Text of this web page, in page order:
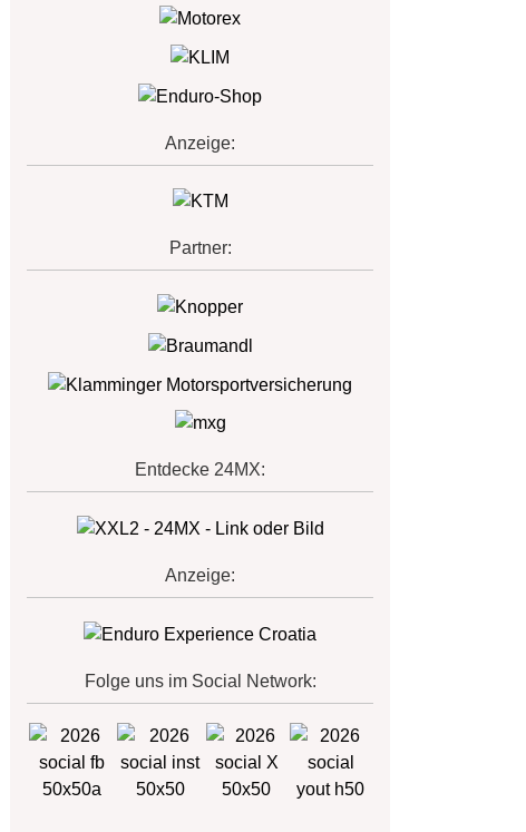
Anzeige:
Partner:
Entdecke 24MX:
Anzeige:
Folge uns im Social Network: